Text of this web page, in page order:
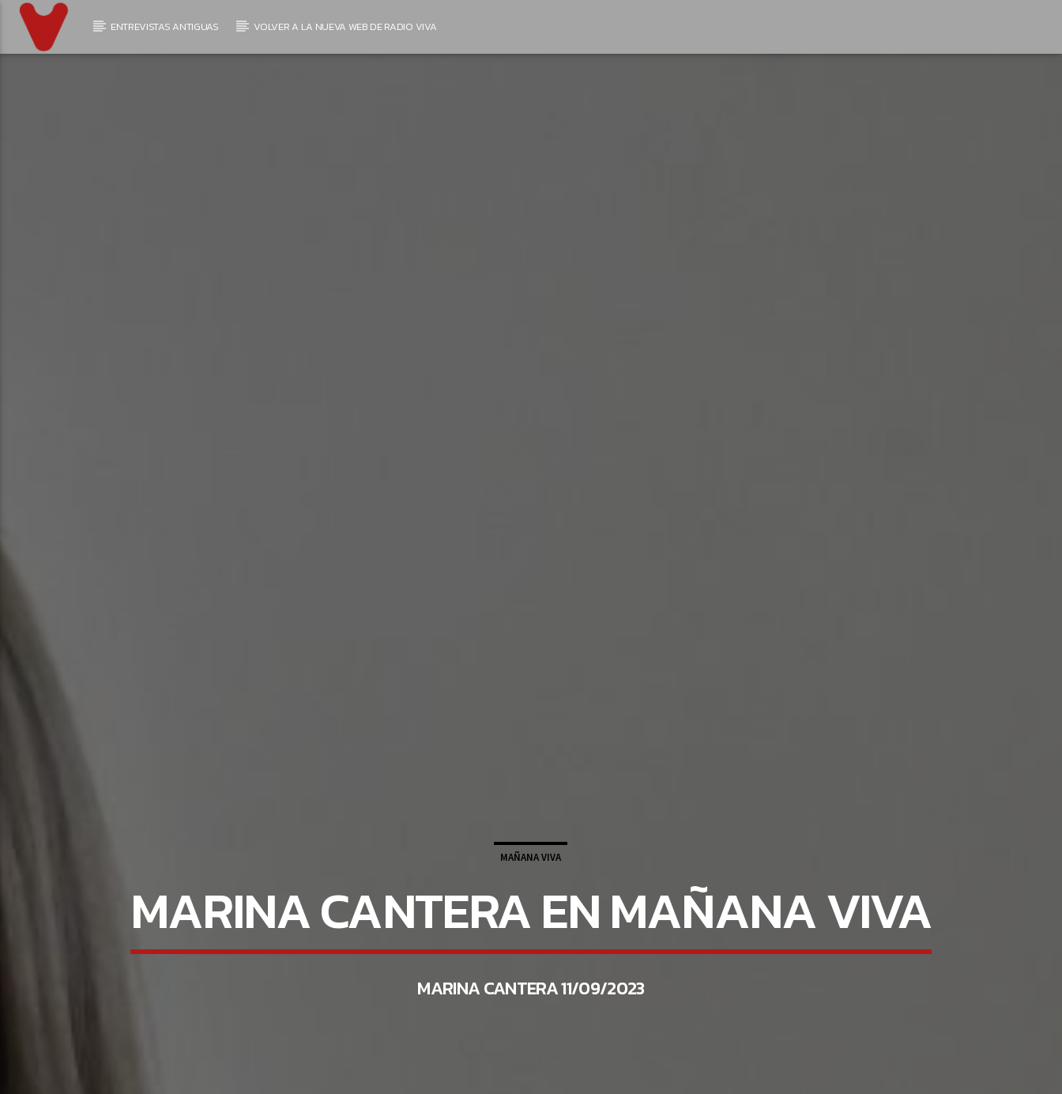
ENTREVISTAS ANTIGUAS VOLVER A LA NUEVA WEB DE RADIO VIVA
MAÑANA VIVA
MARINA CANTERA EN MAÑANA VIVA
MARINA CANTERA 11/09/2023